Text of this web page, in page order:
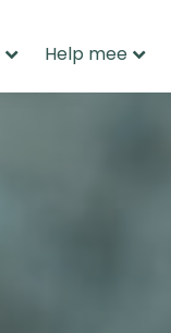
Help mee